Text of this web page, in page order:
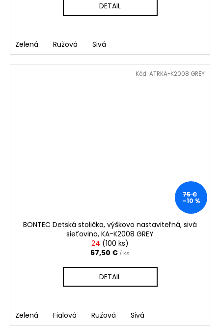
DETAIL
Zelená Ružová Sivá
75 €
–10 %
BONTEC Detská stolička, výškovo nastaviteľná, sivá
sieťovina, KA-K2008 GREY
24 (100 ks)
67,50 € / ks
DETAIL
Zelená Fialová Ružová Sivá
Kód: ATRKA-K2008 GREY